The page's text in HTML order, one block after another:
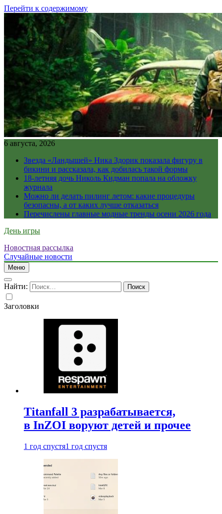
Перейти к содержимому
6 августа, 2026
Звезда «Ландышей» Ника Здорик показала фигуру в
бикини и рассказала, как добилась такой формы
18-летняя дочь Николь Кидман попала на обложку
журнала
Можно ли делать пилинг летом: какие процедуры
безопасны, а от каких лучше отказаться
Перечислены главные модные тренды осени 2026 года
День игры
Новостная рассылка
Случайные новости
Меню
Найти:
Заголовки
Titanfall 3 разрабатывается,
в InZOI воруют детей и прочее
1 год спустя1 год спустя